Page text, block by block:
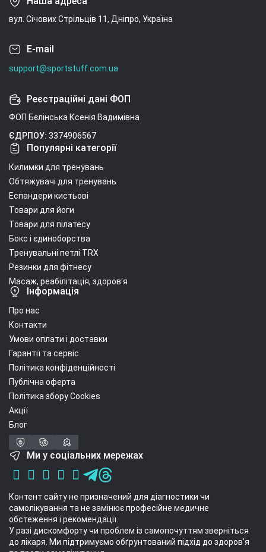
вул. Січових Стрільців 11, Дніпро, Україна
E-mail
support@sportstuff.com.ua
Реєстраційні дані ФОП
ФОП Бєлінська Ксенія Вадимівна
ЄДРПОУ: 3374906567
Популярні категорії
Килимки для тренувань
Обтяжувачі для тренувань
Еспандери кистьові
Товари для йоги
Товари для пілатесу
Бокс і єдиноборства
Тренувальні петлі TRX
Резинки для фітнесу
Масаж, реабілітація, здоров'я
Інформація
Про нас
Контакти
Умови оплати і доставки
Гарантії та сервіс
Політика конфіденційності
Публічна оферта
Політика збору Cookies
Акції
Блог
Ми у соціальних мережах
Контент сайту не призначений для діагностики чи
самолікування та не замінює професійне медичне
обстеження і рекомендації.
У разі дискомфорту чи проблем із самопочуттям зверніться
до лікаря. Ми підтримуємо обґрунтований підхід до здоров’я